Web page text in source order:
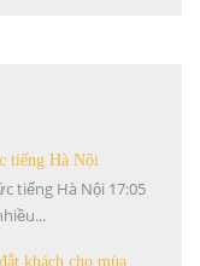
tiếng Hà Nội
tiếng Hà Nội 17:05
khách cho mùa